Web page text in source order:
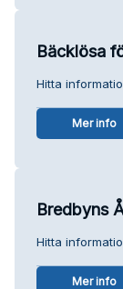
Bäcklösa
Hitta
Mer info
Bredbyns
Hitta
Mer info